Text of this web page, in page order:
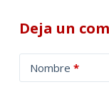
Deja un
Nombre *
l